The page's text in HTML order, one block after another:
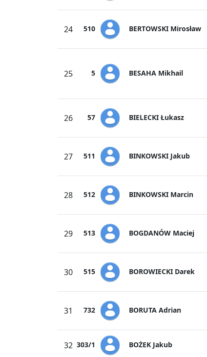
24 510 BERTOWSKI Mirosław
25 5 BESAHA Mikhail
26 57 BIELECKI Łukasz
27 511 BINKOWSKI Jakub
28 512 BINKOWSKI Marcin
29 513 BOGDANÓW Maciej
30 515 BOROWIECKI Darek
31 732 BORUTA Adrian
32 303/1 BOŻEK Jakub